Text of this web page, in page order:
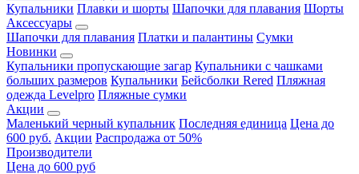
Купальники Плавки и шорты Шапочки для плавания Шорты
Аксессуары
Шапочки для плавания Платки и палантины Сумки
Новинки
Купальники пропускающие загар Купальники с чашками
больших размеров Купальники Бейсболки Rered Пляжная
одежда Levelpro Пляжные сумки
Акции
Маленький черный купальник Последняя единица Цена до
600 руб. Акции Распродажа от 50%
Производители
Цена до 600 руб